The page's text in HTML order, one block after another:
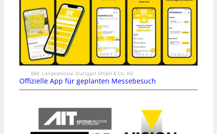
Bild: Landesmesse Stuttgart GmbH & Co. KG
Offizielle App für geplanten Messebesuch